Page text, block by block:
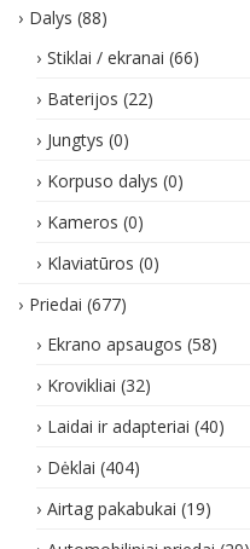
Dalys (88)
Stiklai / ekranai (66)
Baterijos (22)
Jungtys (0)
Korpuso dalys (0)
Kameros (0)
Klaviatūros (0)
Priedai (677)
Ekrano apsaugos (58)
Krovikliai (32)
Laidai ir adapteriai (40)
Dėklai (404)
Airtag pakabukai (19)